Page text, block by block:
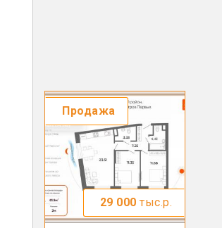
Продажа
29 000 тыс.р.